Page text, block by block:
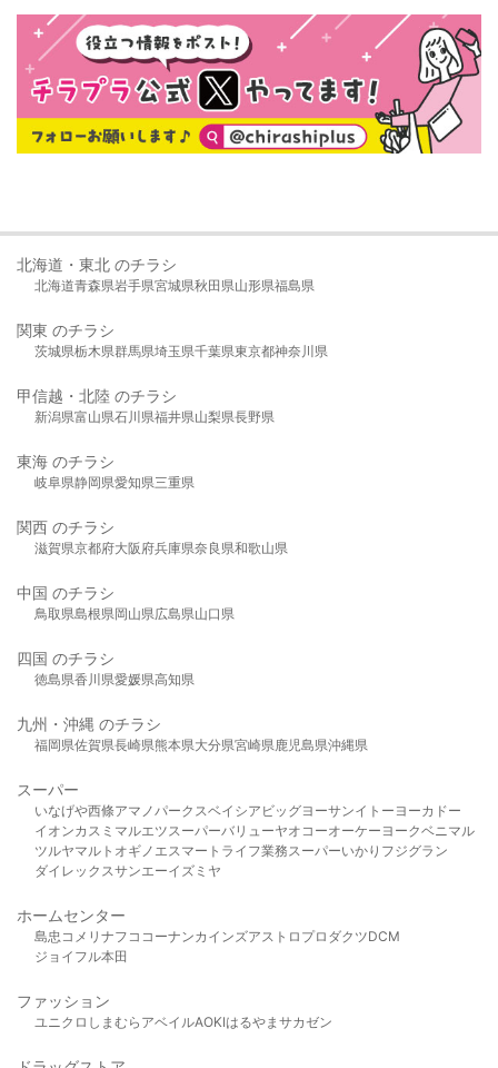
北海道・東北 のチラシ
北海道青森県岩手県宮城県秋田県山形県福島県
関東 のチラシ
茨城県栃木県群馬県埼玉県千葉県東京都神奈川県
甲信越・北陸 のチラシ
新潟県富山県石川県福井県山梨県長野県
東海 のチラシ
岐阜県静岡県愛知県三重県
関西 のチラシ
滋賀県京都府大阪府兵庫県奈良県和歌山県
中国 のチラシ
鳥取県島根県岡山県広島県山口県
四国 のチラシ
徳島県香川県愛媛県高知県
九州・沖縄 のチラシ
福岡県佐賀県長崎県熊本県大分県宮崎県鹿児島県沖縄県
スーパー
いなげや西條アマノパークスベイシア ビッグヨーサンイトーヨーカドー
イオンカスミ マルエツスーパーバリューヤオコーオーケー ヨークベニマル
ツルヤマルト オギノ エスマート ライフ業務スーパーいかり フジグラン
ダイレックスサンエーイズミヤ
ホームセンター
島忠 コメリ ナフコ コーナンカインズアストロプロダクツDCM
ジョイフル本田
ファッション
ユニクロ しまむら アベイルAOKIはるやま サカゼン